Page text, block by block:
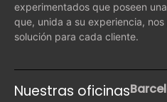
experimentados que poseen
que, unida a su experiencia,
solución para cada cliente.
Nuestras oficinas